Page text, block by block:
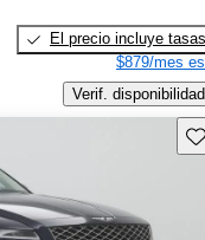
El precio incluye tasas
$879/mes
Verif. disponibilidad